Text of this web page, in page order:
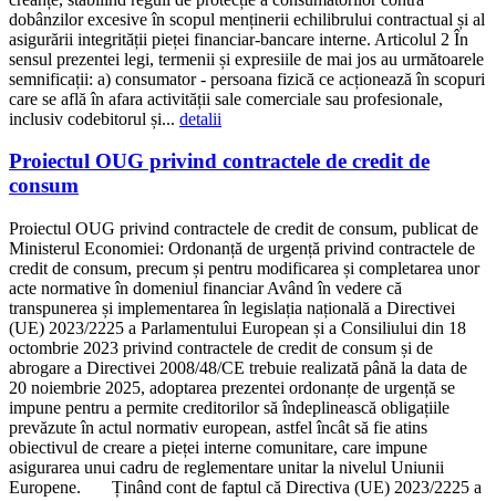
dobânzilor excesive în scopul menținerii echilibrului contractual și al
asigurării integrității pieței financiar-bancare interne. Articolul 2 În
sensul prezentei legi, termenii și expresiile de mai jos au următoarele
semnificații: a) consumator - persoana fizică ce acționează în scopuri
care se află în afara activității sale comerciale sau profesionale,
inclusiv codebitorul și... detalii
Proiectul OUG privind contractele de credit de
consum
Proiectul OUG privind contractele de credit de consum, publicat de
Ministerul Economiei: Ordonanță de urgență privind contractele de
credit de consum, precum și pentru modificarea și completarea unor
acte normative în domeniul financiar Având în vedere că
transpunerea și implementarea în legislația națională a Directivei
(UE) 2023/2225 a Parlamentului European și a Consiliului din 18
octombrie 2023 privind contractele de credit de consum și de
abrogare a Directivei 2008/48/CE trebuie realizată până la data de
20 noiembrie 2025, adoptarea prezentei ordonanțe de urgență se
impune pentru a permite creditorilor să îndeplinească obligațiile
prevăzute în actul normativ european, astfel încât să fie atins
obiectivul de creare a pieței interne comunitare, care impune
asigurarea unui cadru de reglementare unitar la nivelul Uniunii
Europene. Ținând cont de faptul că Directiva (UE) 2023/2225 a